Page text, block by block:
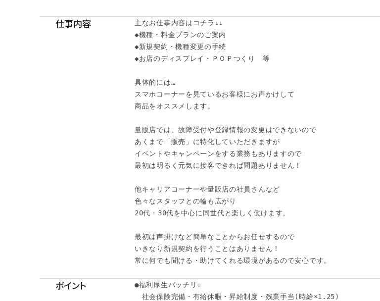
仕事内容
主なお仕事内容はコチラ↓↓
◆機種・料金プランのご案内
◆新規契約・機種変更の手続
◆お店のディスプレイ・ＰＯＰつくり　等
具体的には…
スマホコーナーを見ているお客様にお声かけして
商品をオススメします。
量販店では、故障受付や登録情報の変更はできないので
あくまで「販売」に特化していただきますが
イベントやキャンペーンをする業務もありますので
最初は明るく元気に接客できれば問題ありません！
他キャリアコーナーや量販店の社員さんなど
色々なスタッフとの輪も広がり
20代・30代を中心に同世代と楽しく働けます。
最初は声掛けなど簡単なことからお任せするので
いきなり新規契約を行うことはありません！
常に何でも聞ける・助けてくれる環境があるので安心です。
ポイント
●福利厚生バッチリ☆
社会保険完備・有給休暇・昇給制度・残業手当(時給×1.25)